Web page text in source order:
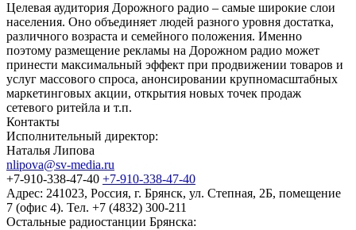
Целевая аудитория Дорожного радио – самые широкие слои
населения. Оно объединяет людей разного уровня достатка,
различного возраста и семейного положения. Именно
поэтому размещение рекламы на Дорожном радио может
принести максимальный эффект при продвижении товаров и
услуг массового спроса, анонсировании крупномасштабных
маркетинговых акции, открытия новых точек продаж
сетевого ритейла и т.п.
Контакты
Исполнительный директор:
Наталья Липова
nlipova@sv-media.ru
+7-910-338-47-40 +7-910-338-47-40
Адрес: 241023, Россия, г. Брянск, ул. Степная, 2Б, помещение
7 (офис 4). Тел. +7 (4832) 300-211
Остальные радиостанции Брянска: